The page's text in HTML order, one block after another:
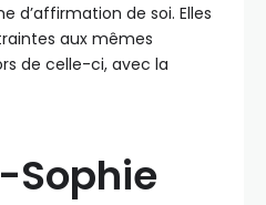
d’affirmation de soi. Elles
aux mêmes
de celle-ci, avec la
Sophie